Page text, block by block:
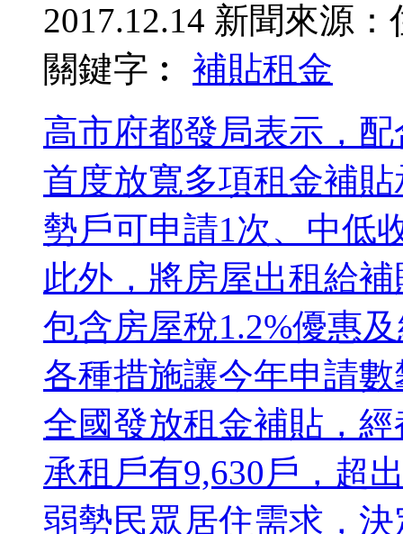
2017.12.14 新聞來源：
關鍵字︰ 補貼租金
高市府都發局表示，
首度放寬多項租金補
勢戶可申請1次、中低
此外，將房屋出租給
包含房屋稅1.2%優惠
各種措施讓今年申請
全國發放租金補貼，
承租戶有9,630戶，超
弱勢民眾居住需求，